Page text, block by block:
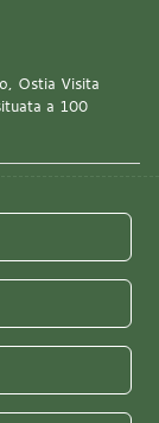
Ostia Visita
a 100